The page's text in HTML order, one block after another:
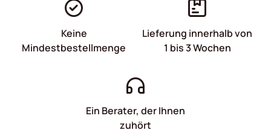
Keine
Mindestbestellmenge
Lieferung innerhalb von
1 bis 3 Wochen
Ein Berater, der Ihnen
zuhört